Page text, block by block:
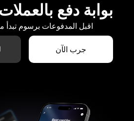
بوابة دفع
اقبل المدفوعات برسوم تبدأ من 0.4%
جرب الآن